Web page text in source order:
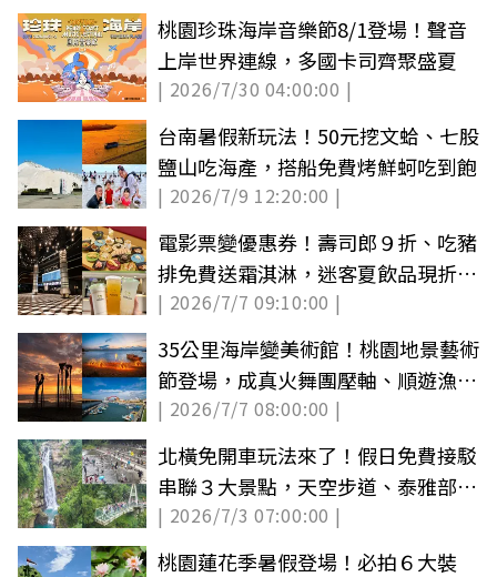
桃園珍珠海岸音樂節8/1登場！聲音
上岸世界連線，多國卡司齊聚盛夏
| 2026/7/30 04:00:00 |
台南暑假新玩法！50元挖文蛤、七股
鹽山吃海產，搭船免費烤鮮蚵吃到飽
| 2026/7/9 12:20:00 |
電影票變優惠券！壽司郎９折、吃豬
排免費送霜淇淋，迷客夏飲品現折５
元
| 2026/7/7 09:10:00 |
35公里海岸變美術館！桃園地景藝術
節登場，成真火舞團壓軸、順遊漁港
聽音樂
| 2026/7/7 08:00:00 |
北橫免開車玩法來了！假日免費接駁
串聯３大景點，天空步道、泰雅部落
一日玩透透
| 2026/7/3 07:00:00 |
桃園蓮花季暑假登場！必拍６大裝